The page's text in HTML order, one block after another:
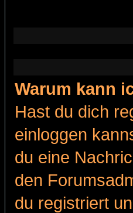
Warum kann
Hast du dich
einloggen
du eine
den
du registriert